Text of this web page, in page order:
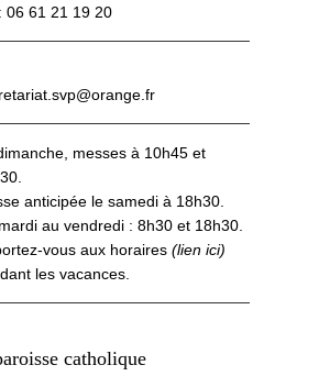
06 61 21 19 20
messes à 10h45 et
anticipée le samedi à 18h30.
au vendredi : 8h30 et 18h30.
vous aux horaires (lien ici)
les vacances.
catholique